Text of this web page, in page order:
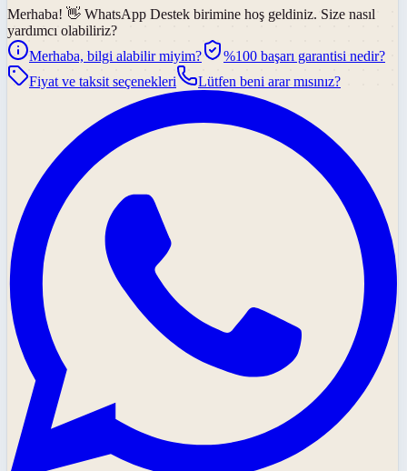
Merhaba! 👋 WhatsApp Destek birimine hoş geldiniz. Size nasıl
yardımcı olabiliriz?
Merhaba, bilgi alabilir miyim?
%100 başarı garantisi nedir?
Fiyat ve taksit seçenekleri
Lütfen beni arar mısınız?